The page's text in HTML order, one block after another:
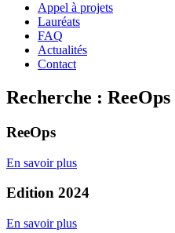
Appel à projets
Lauréats
FAQ
Actualités
Contact
Recherche : ReeOps
ReeOps
En savoir plus
Edition 2024
En savoir plus